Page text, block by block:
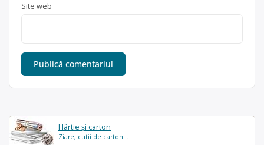
Hârtie și carton
Ziare, cutii de carton...
Site web